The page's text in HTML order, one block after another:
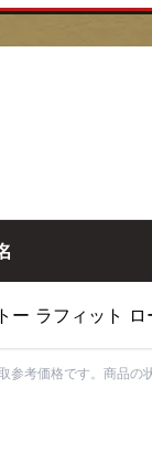
ー ラフィット
参考価格です。商品の